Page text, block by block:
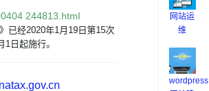
244813.html
已经2020年1月19日第15次
日起施行。
网站运
维
wordpress